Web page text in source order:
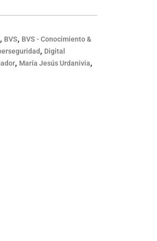
, BVS, BVS - Conocimiento &
, Digital
, María Jesús Urdanivia,